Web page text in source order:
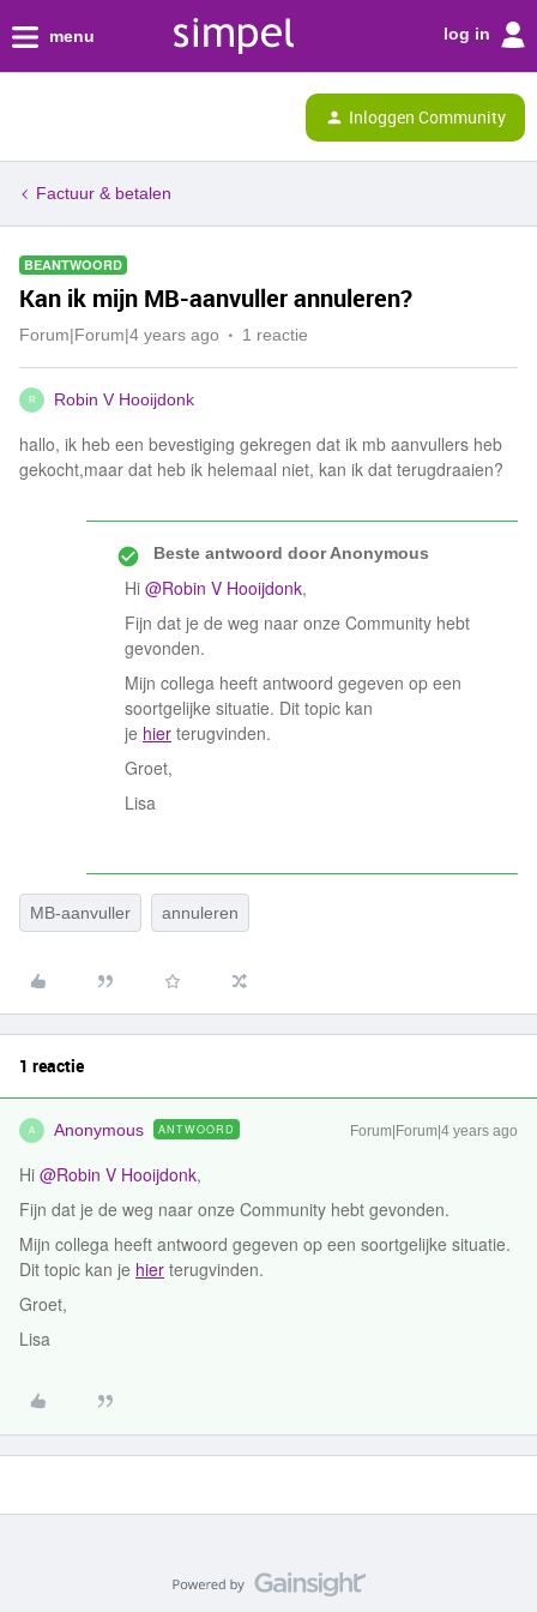
menu log in
Inloggen Community
Factuur & betalen
BEANTWOORD
Kan ik mijn MB-aanvuller annuleren?
Forum|Forum|4 years ago 1 reactie
R Robin V Hooijdonk
hallo, ik heb een bevestiging gekregen dat ik mb aanvullers heb
gekocht,maar dat heb ik helemaal niet, kan ik dat terugdraaien?
Beste antwoord doorAnonymous
Hi @Robin V Hooijdonk,
Fijn dat je de weg naar onze Community hebt
gevonden.
Mijn collega heeft antwoord gegeven op een
soortgelijke situatie. Dit topic kan
je hier terugvinden.
Groet,
Lisa
MB-aanvuller annuleren
1 reactie
A Anonymous ANTWOORD Forum|Forum|4 years ago
Hi @Robin V Hooijdonk,
Fijn dat je de weg naar onze Community hebt gevonden.
Mijn collega heeft antwoord gegeven op een soortgelijke situatie.
Dit topic kan je hier terugvinden.
Groet,
Lisa